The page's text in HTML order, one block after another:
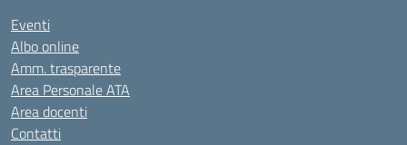
Eventi
Albo online
Amm. trasparente
Area Personale ATA
Area docenti
Contatti